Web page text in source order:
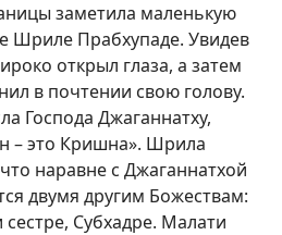
заметила маленькую
Шриле Прабхупаде. Увидев
открыл глаза, а затем
в почтении свою голову.
Господа Джаганнатху,
– это Кришна». Шрила
наравне с Джаганнатхой
двумя другим Божествам:
сестре, Субхадре. Малати